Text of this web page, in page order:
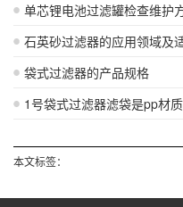
单芯锂电池过滤罐检查维护
石英砂过滤器的应用领域及
袋式过滤器的产品规格
1号袋式过滤器滤袋是pp材
本文标签：